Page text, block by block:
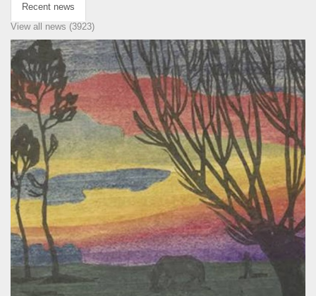
Recent news
View all news (3923)